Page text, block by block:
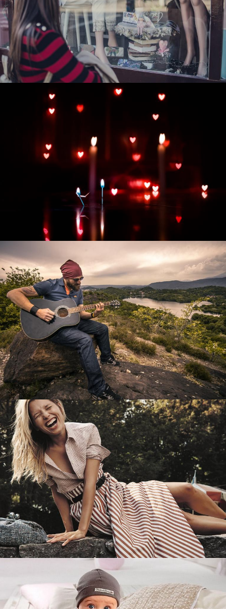
Развитие и поддержка интернет-
витрины StepClub
Смотреть проект
Развитие интернет-магазина "Всё для
праздника"
Смотреть проект
Перевод интернет-магазина
Guitaramania.ru на 1С-Битрикс
Смотреть проект
Имиджевый сайт для сети магазинов
Soho Project
Смотреть проект